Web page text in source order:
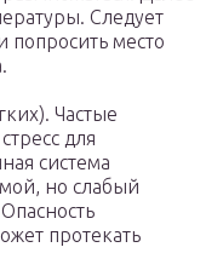
Следует
место
Частые
для
система
но слабый
протекать